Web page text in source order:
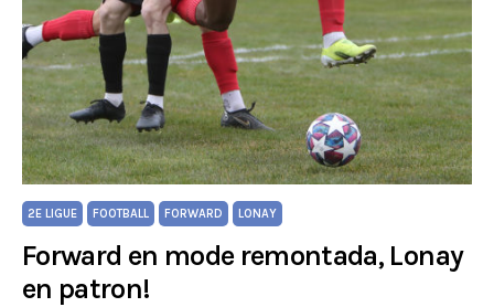
2E LIGUE FOOTBALL FORWARD LONAY
Forward en mode remontada, Lonay
en patron!